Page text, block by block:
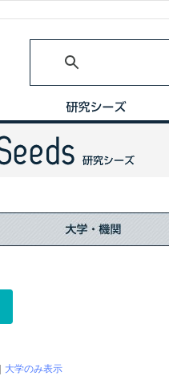
大学のみ表示